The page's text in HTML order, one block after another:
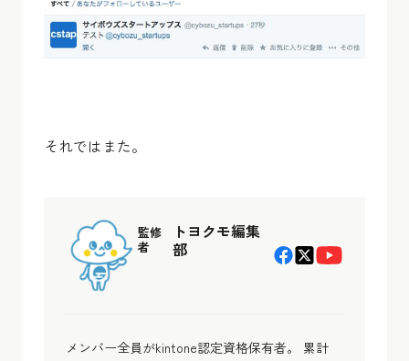
それではまた。
監修
者
トヨクモ編集
部
メンバー全員がkintone認定資格保有者。 累計